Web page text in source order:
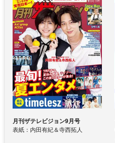
月刊ザテレビジョン9月号
表紙：内田有紀＆寺西拓人